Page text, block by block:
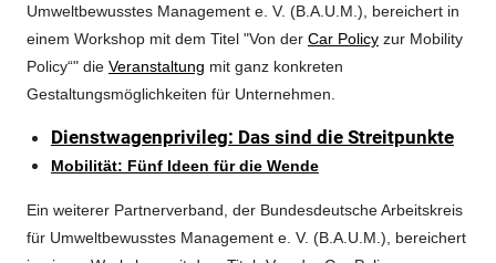
Umweltbewusstes Management e. V. (B.A.U.M.), bereichert in
einem Workshop mit dem Titel "Von der Car Policyzur Mobility
Policy“" die Veranstaltung mit ganz konkreten
Gestaltungsmöglichkeiten für Unternehmen.
Dienstwagenprivileg: Das sind die Streitpunkte
Mobilität: Fünf Ideen für die Wende
Ein weiterer Partnerverband, der Bundesdeutsche Arbeitskreis
für Umweltbewusstes Management e. V. (B.A.U.M.), bereichert